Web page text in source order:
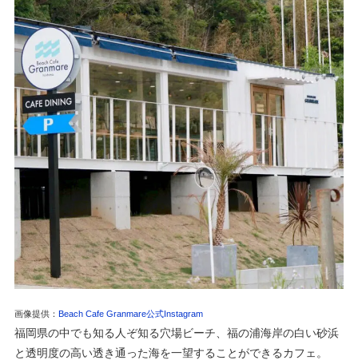
画像提供： Beach Cafe Granmare公式Instagram
福岡県の中でも知る人ぞ知る穴場ビーチ、福の浦海岸の白い砂浜
と透明度の高い透き通った海を一望することができるカフェ。